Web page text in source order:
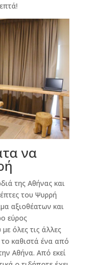
να
της Αθήνας και
του Ψυρρή
αξιοθέατων και
εύρος
όλες τις άλλες
το καθιστά ένα από
Αθήνα. Από εκεί